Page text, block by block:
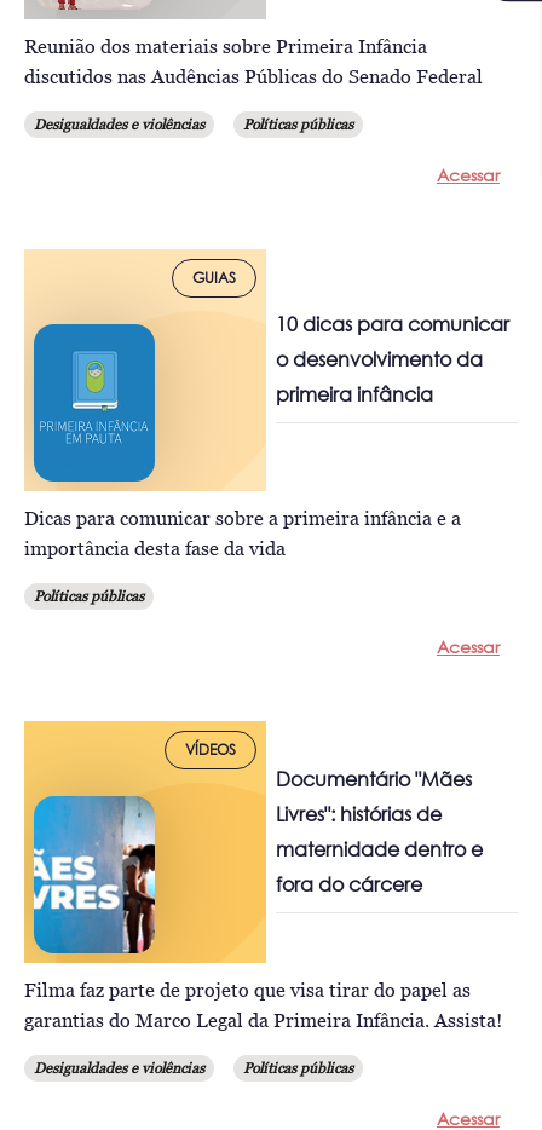
Reunião dos materiais sobre Primeira Infância
discutidos nas Audências Públicas do Senado Federal
Desigualdades e violências Políticas públicas
Acessar
GUIAS
10 dicas para comunicar
o desenvolvimento da
primeira infância
Dicas para comunicar sobre a primeira infância e a
importância desta fase da vida
Políticas públicas
Acessar
VÍDEOS
Documentário "Mães
Livres": histórias de
maternidade dentro e
fora do cárcere
Filma faz parte de projeto que visa tirar do papel as
garantias do Marco Legal da Primeira Infância. Assista!
Desigualdades e violências Políticas públicas
Acessar